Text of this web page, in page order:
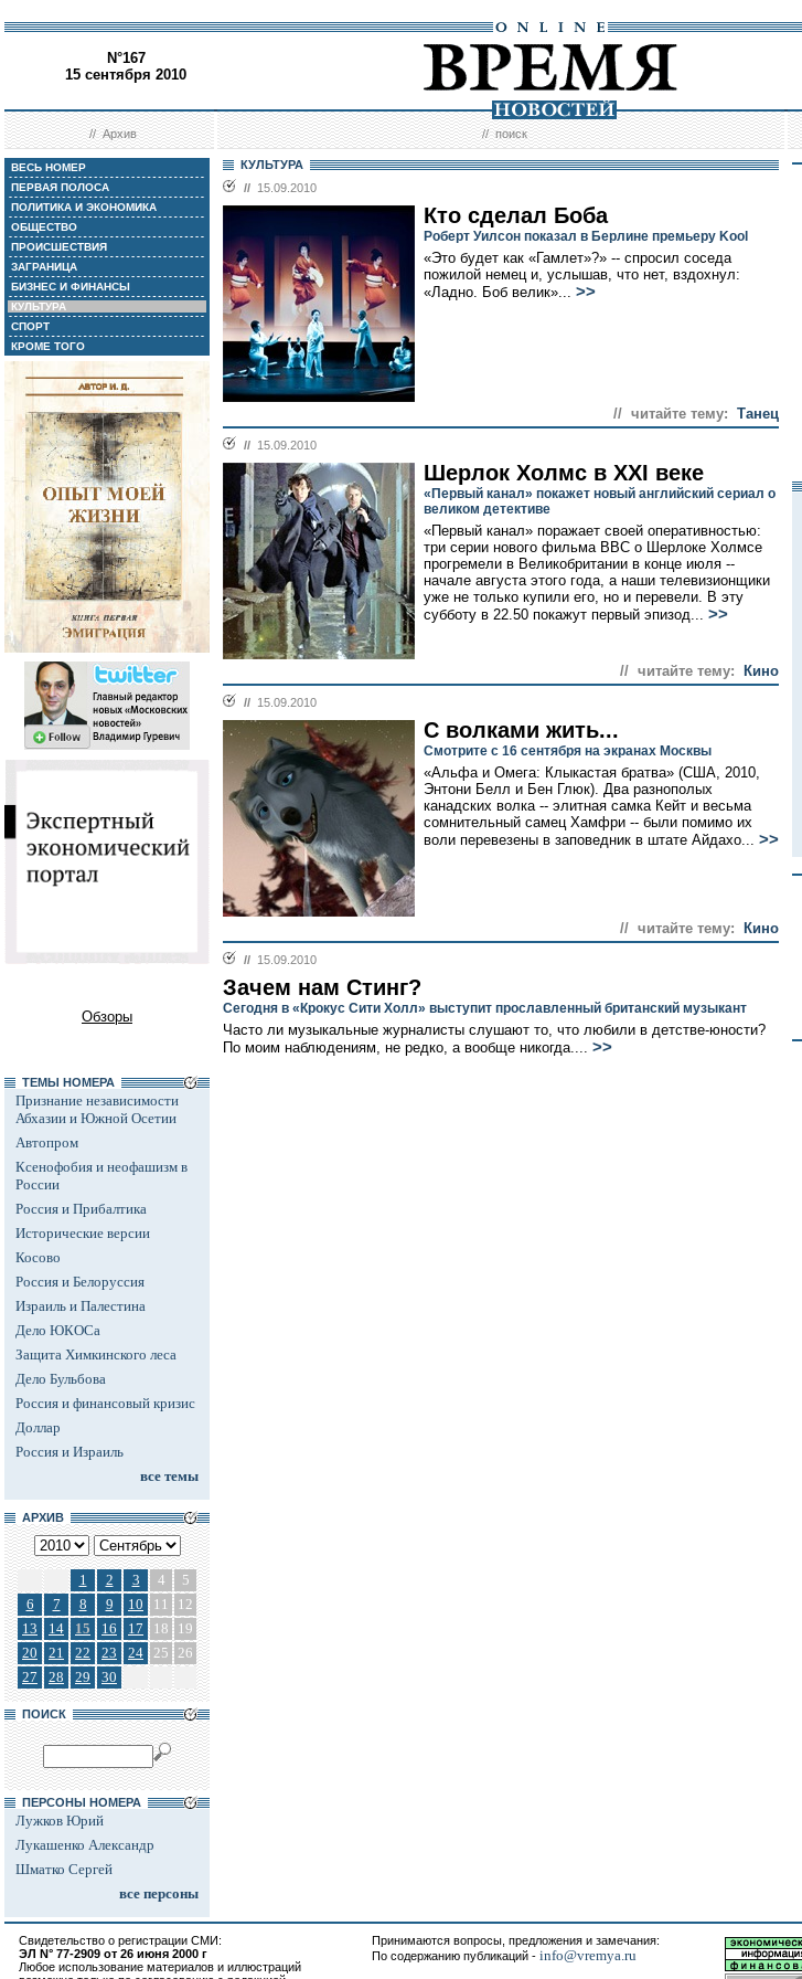
N°167
15 сентября 2010
//Архив //поиск
ВЕСЬ НОМЕР
ПЕРВАЯ ПОЛОСА
ПОЛИТИКА И ЭКОНОМИКА
ОБЩЕСТВО
ПРОИСШЕСТВИЯ
ЗАГРАНИЦА
БИЗНЕС И ФИНАНСЫ
КУЛЬТУРА
СПОРТ
КРОМЕ ТОГО
Обзоры
ТЕМЫ НОМЕРА
Признание независимости
Абхазии и Южной Осетии
Автопром
Ксенофобия и неофашизм в
России
Россия и Прибалтика
Исторические версии
Косово
Россия и Белоруссия
Израиль и Палестина
Дело ЮКОСа
Защита Химкинского леса
Дело Бульбова
Россия и финансовый кризис
Доллар
Россия и Израиль
все темы
АРХИВ
1 2 3 4
5
6
7 8 9 10 11
12
13
14 15 16 17 18
19
20
21 22 23 24 25 26
27
28 29 30
ПОИСК
ПЕРСОНЫ НОМЕРА
Лужков Юрий
Лукашенко Александр
Шматко Сергей
все персоны
КУЛЬТУРА
// 15.09.2010
Кто сделал Боба
Роберт Уилсон показал в Берлине премьеру Kool
«Это будет как «Гамлет»?» -- спросил соседа
пожилой немец и, услышав, что нет, вздохнул:
«Ладно. Боб велик»... >>
// читайте тему: Танец
// 15.09.2010
Шерлок Холмс в ХХI веке
«Первый канал» покажет новый английский сериал о
великом детективе
«Первый канал» поражает своей оперативностью:
три серии нового фильма BBC о Шерлоке Холмсе
прогремели в Великобритании в конце июля --
начале августа этого года, а наши телевизионщики
уже не только купили его, но и перевели. В эту
субботу в 22.50 покажут первый эпизод... >>
// читайте тему: Кино
// 15.09.2010
С волками жить...
Смотрите с 16 сентября на экранах Москвы
«Альфа и Омега: Клыкастая братва» (США, 2010,
Энтони Белл и Бен Глюк). Два разнополых
канадских волка -- элитная самка Кейт и весьма
сомнительный самец Хамфри -- были помимо их
воли перевезены в заповедник в штате Айдахо... >>
// читайте тему: Кино
// 15.09.2010
Зачем нам Стинг?
Сегодня в «Крокус Сити Холл» выступит прославленный британский музыкант
Часто ли музыкальные журналисты слушают то, что любили в детстве-юности?
По моим наблюдениям, не редко, а вообще никогда.... >>
Свидетельство о регистрации СМИ:
ЭЛ N° 77-2909 от 26 июня 2000 г
Любое использование материалов и иллюстраций
Принимаются вопросы, предложения и замечания:
По содержанию публикаций - info@vremya.ru